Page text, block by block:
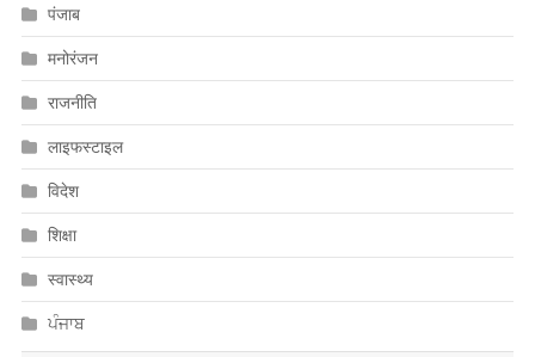
पंजाब
मनोरंजन
राजनीति
लाइफस्टाइल
विदेश
शिक्षा
स्वास्थ्य
ਪੰਜਾਬ